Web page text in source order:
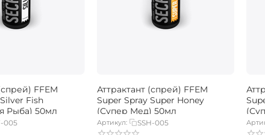
FFEM
Fish
Рыба) 50мл
005
Аттрактант (спрей) FFEM
Super Spray Super Honey
(Супер Мед) 50мл
Артикул: SSH-005